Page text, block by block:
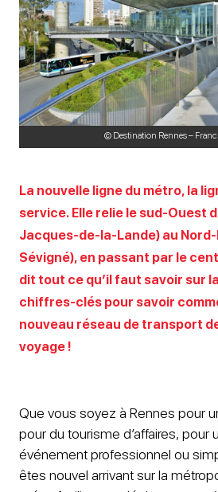
© Destination Rennes –
La nouvelle ligne du métro, la
service. Elle relie le sud-Ouest
Jacques-de-la-Lande) au
Sévigné), en passant par le
dit tout ce qu’il faut savoir sur
chiffres-clés pour savoir
nouveau réseau de transport
voyage !
Que vous soyez à Rennes pour
pour du tourisme d’affaires, pour
événement professionnel ou
êtes nouvel arrivant sur la